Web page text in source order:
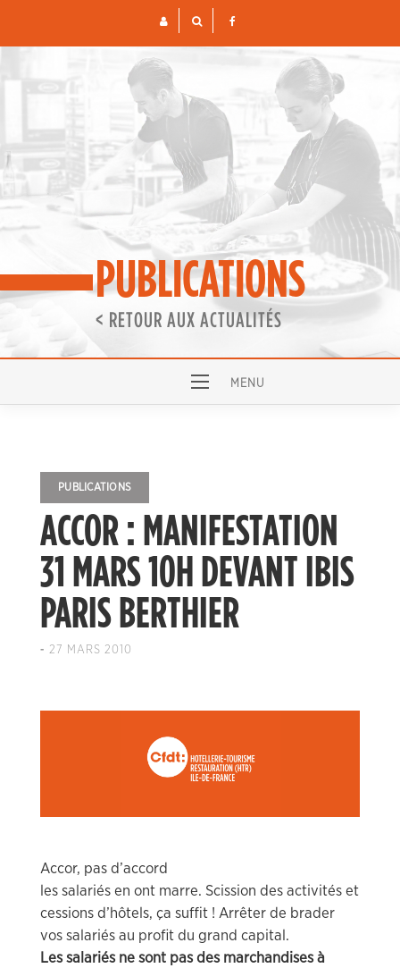
PUBLICATIONS
< RETOUR AUX ACTUALITÉS
PUBLICATIONS
ACCOR : MANIFESTATION
31 MARS 10H DEVANT IBIS
PARIS BERTHIER
- 27 MARS 2010
Accor, pas d’accord
les salariés en ont marre. Scission des activités et
cessions d’hôtels, ça suffit ! Arrêter de brader
vos salariés au profit du grand capital.
Les salariés ne sont pas des marchandises à